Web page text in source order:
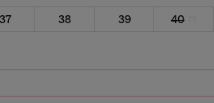
37 38 39
40